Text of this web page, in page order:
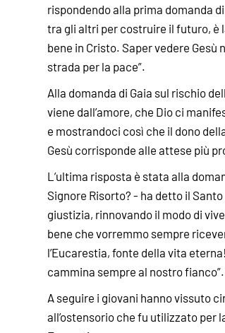
rispondendo alla prima domanda
tra gli altri per costruire il futuro, è
bene in Cristo. Saper vedere
strada per la pace”.
Alla domanda di Gaia sul rischio
viene dall’amore, che Dio ci
e mostrandoci così che il dono
Gesù corrisponde alle attese più
L’ultima risposta è stata alla
Signore Risorto? - ha detto il
giustizia, rinnovando il modo di
bene che vorremmo sempre
l’Eucarestia, fonte della vita
cammina sempre al nostro fianco”.
A seguire i giovani hanno vissuto
all’ostensorio che fu utilizzato per